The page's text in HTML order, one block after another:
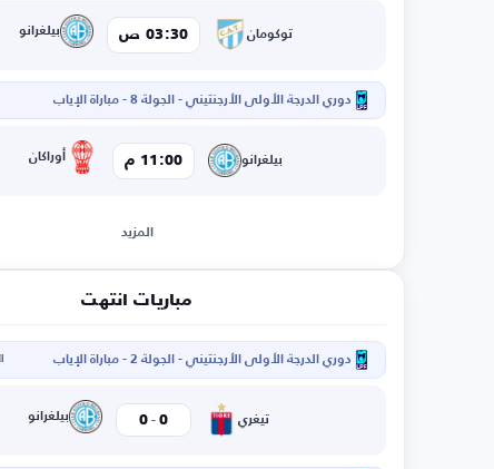
توكومان 03:30 ص بيلغرانو
دوري الدرجة الأولى الأرجنتيني - الجولة 8 - مباراة الإياب
بيلغرانو 11:00 م أوراكان
المزيد
مباريات انتهت
دوري الدرجة الأولى الأرجنتيني - الجولة 2 - مباراة الإياب
تيغري 0
-
0 بيلغرانو